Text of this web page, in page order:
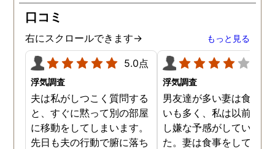
写真を確認することもで
ましたが、真実を知るこ
ができて良かったです。
口コミ
右にスクロールできます→ もっと見る
5.0点
浮気調査
夫は私がしつこく質問する
と、すぐに黙って別の部屋
に移動をしてしまいます。
先日も夫の行動で腑に落ち
浮気調査
男友達が多い妻は食事の
いも多く、私は以前から
し嫌な予感がしていまし
た。妻は食事をしている